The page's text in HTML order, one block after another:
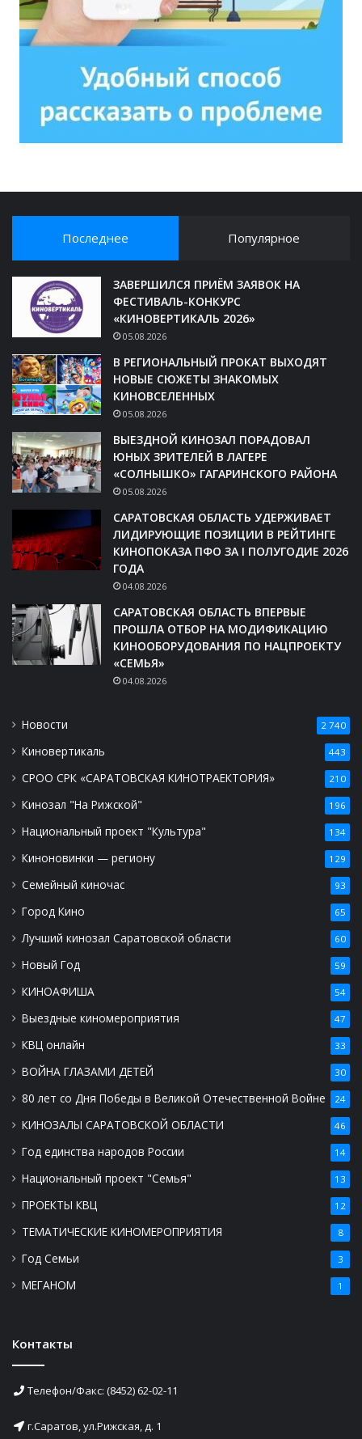
Последнее Популярное
ЗАВЕРШИЛСЯ ПРИЁМ ЗАЯВОК НА
ФЕСТИВАЛЬ-КОНКУРС
«КИНОВЕРТИКАЛЬ 2026»
05.08.2026
В РЕГИОНАЛЬНЫЙ ПРОКАТ ВЫХОДЯТ
НОВЫЕ СЮЖЕТЫ ЗНАКОМЫХ
КИНОВСЕЛЕННЫХ
05.08.2026
ВЫЕЗДНОЙ КИНОЗАЛ ПОРАДОВАЛ
ЮНЫХ ЗРИТЕЛЕЙ В ЛАГЕРЕ
«СОЛНЫШКО» ГАГАРИНСКОГО РАЙОНА
05.08.2026
САРАТОВСКАЯ ОБЛАСТЬ УДЕРЖИВАЕТ
ЛИДИРУЮЩИЕ ПОЗИЦИИ В РЕЙТИНГЕ
КИНОПОКАЗА ПФО ЗА I ПОЛУГОДИЕ 2026
ГОДА
04.08.2026
САРАТОВСКАЯ ОБЛАСТЬ ВПЕРВЫЕ
ПРОШЛА ОТБОР НА МОДИФИКАЦИЮ
КИНООБОРУДОВАНИЯ ПО НАЦПРОЕКТУ
«СЕМЬЯ»
04.08.2026
Новости 2 740
Киновертикаль 443
СРОО СРК «САРАТОВСКАЯ КИНОТРАЕКТОРИЯ» 210
Кинозал "На Рижской" 196
Национальный проект "Культура" 134
Киноновинки — региону 129
Семейный киночас 93
Город Кино 65
Лучший кинозал Саратовской области 60
Новый Год 59
КИНОАФИША 54
Выездные киномероприятия 47
КВЦ онлайн 33
ВОЙНА ГЛАЗАМИ ДЕТЕЙ 30
80 лет со Дня Победы в Великой Отечественной Войне 24
КИНОЗАЛЫ САРАТОВСКОЙ ОБЛАСТИ 46
Год единства народов России 14
Национальный проект "Семья" 13
ПРОЕКТЫ КВЦ 12
ТЕМАТИЧЕСКИЕ КИНОМЕРОПРИЯТИЯ 8
Год Семьи 3
МЕГАНОМ 1
Контакты
Телефон/Факс: (8452) 62-02-11
г.Саратов, ул.Рижская, д. 1